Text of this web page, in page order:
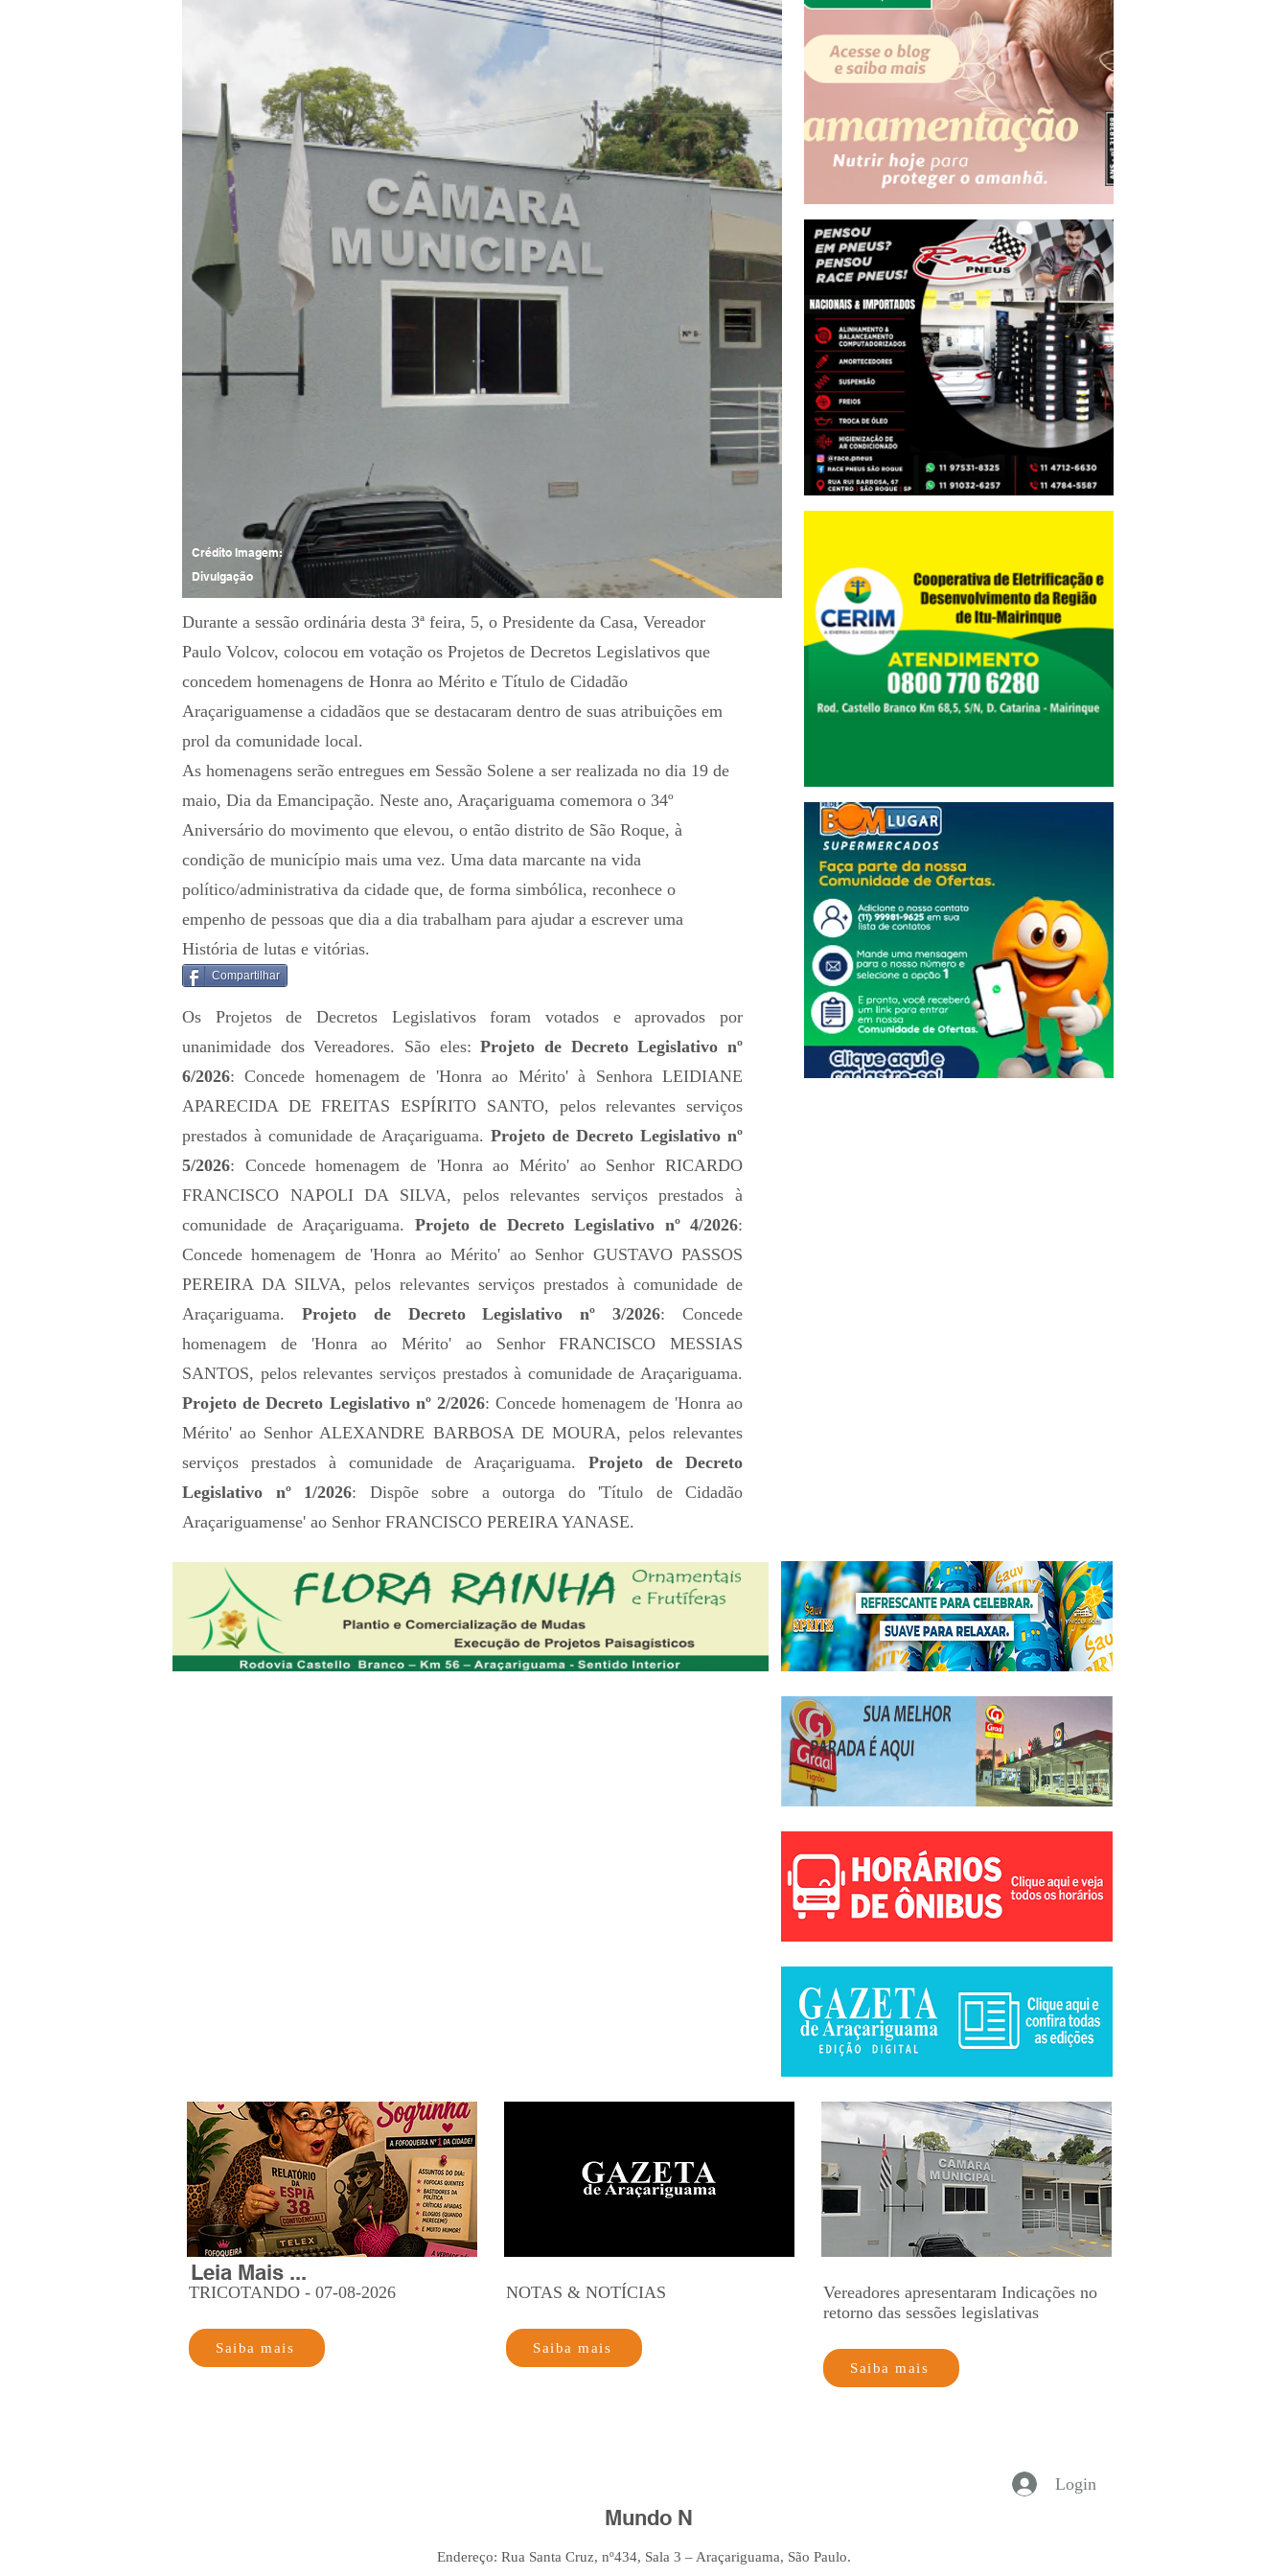
Divulgação
Crédito Imagem:
Durante a sessão ordinária desta 3ª feira, 5, o Presidente da Casa, Vereador
Paulo Volcov, colocou em votação os Projetos de Decretos Legislativos que
concedem homenagens de Honra ao Mérito e Título de Cidadão
Araçariguamense a cidadãos que se destacaram dentro de suas atribuições em
prol da comunidade local.
As homenagens serão entregues em Sessão Solene a ser realizada no dia 19 de
maio, Dia da Emancipação. Neste ano, Araçariguama comemora o 34º
Aniversário do movimento que elevou, o então distrito de São Roque, à
condição de município mais uma vez. Uma data marcante na vida
político/administrativa da cidade que, de forma simbólica, reconhece o
empenho de pessoas que dia a dia trabalham para ajudar a escrever uma
História de lutas e vitórias.
Compartilhar
Os Projetos de Decretos Legislativos foram votados e aprovados por
unanimidade dos Vereadores. São eles:Projeto de Decreto Legislativo nº
6/2026: Concede homenagem de 'Honra ao Mérito' à Senhora LEIDIANE
APARECIDA DE FREITAS ESPÍRITO SANTO, pelos relevantes serviços
prestados à comunidade de Araçariguama. Projeto de Decreto Legislativo nº
5/2026: Concede homenagem de 'Honra ao Mérito' ao Senhor RICARDO
FRANCISCO NAPOLI DA SILVA, pelos relevantes serviços prestados à
comunidade de Araçariguama. Projeto de Decreto Legislativo nº 4/2026:
Concede homenagem de 'Honra ao Mérito' ao Senhor GUSTAVO PASSOS
PEREIRA DA SILVA, pelos relevantes serviços prestados à comunidade de
Araçariguama. Projeto de Decreto Legislativo nº 3/2026: Concede
homenagem de 'Honra ao Mérito' ao Senhor FRANCISCO MESSIAS
SANTOS, pelos relevantes serviços prestados à comunidade de Araçariguama.
Projeto de Decreto Legislativo nº 2/2026: Concede homenagem de 'Honra ao
Mérito' ao Senhor ALEXANDRE BARBOSA DE MOURA, pelos relevantes
serviços prestados à comunidade de Araçariguama. Projeto de Decreto
Legislativo nº 1/2026: Dispõe sobre a outorga do 'Título de Cidadão
Araçariguamense' ao Senhor FRANCISCO PEREIRA YANASE.
Leia Mais ...
TRICOTANDO - 07-08-2026
Saiba mais
NOTAS & NOTÍCIAS
Saiba mais
Vereadores apresentaram Indicações no
retorno das sessões legislativas
Saiba mais
Login
Mundo N
Endereço: Rua Santa Cruz, nº434, Sala 3 – Araçariguama, São Paulo.